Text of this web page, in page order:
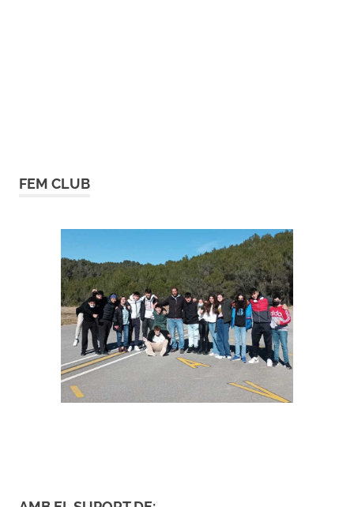
FEM CLUB